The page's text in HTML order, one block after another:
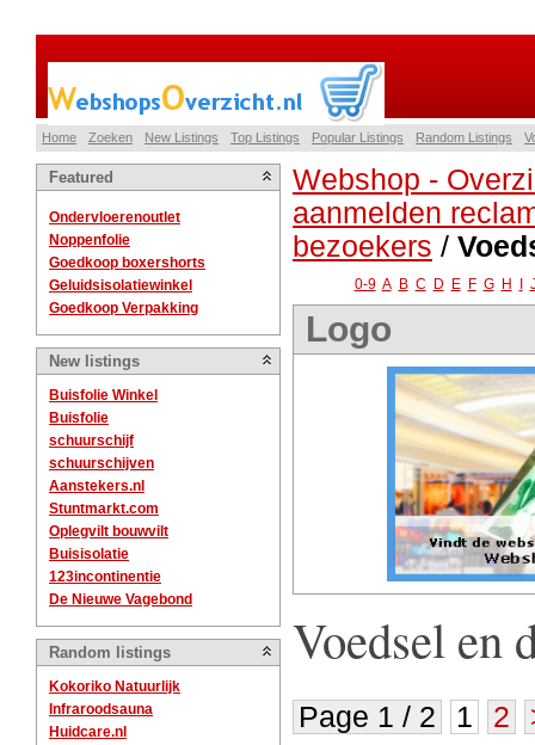
Home Zoeken New Listings Top Listings Popular Listings Random Listings
Featured
Ondervloerenoutlet
Noppenfolie
Goedkoop boxershorts
Geluidsisolatiewinkel
Goedkoop Verpakking
New listings
Buisfolie Winkel
Buisfolie
schuurschijf
schuurschijven
Aanstekers.nl
Stuntmarkt.com
Oplegvilt bouwvilt
Buisisolatie
123incontinentie
De Nieuwe Vagebond
Random listings
Kokoriko Natuurlijk
Infraroodsauna
Huidcare.nl
Webshop -
aanmelden
bezoekers /
0-9 A B C D E F G H
Logo
Voedsel en
Page 1 / 2 1 2